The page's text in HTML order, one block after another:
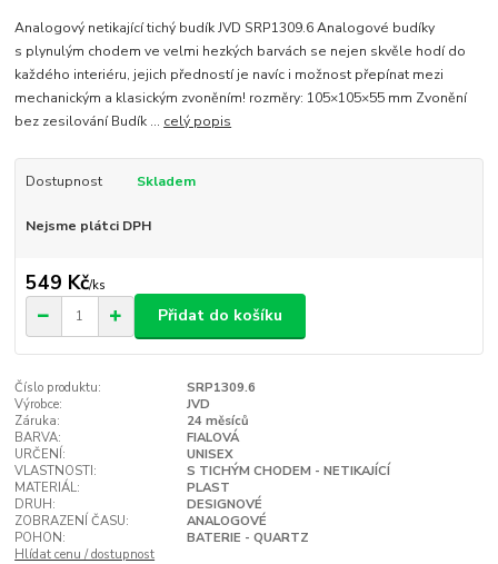
Analogový netikající tichý budík JVD SRP1309.6 Analogové budíky
s plynulým chodem ve velmi hezkých barvách se nejen skvěle hodí do
každého interiéru, jejich předností je navíc i možnost přepínat mezi
mechanickým a klasickým zvoněním! rozměry: 105×105×55 mm Zvonění
bez zesilování Budík ... celý popis
Dostupnost Skladem
Nejsme plátci DPH
549 Kč/ks
Přidat do košíku
Číslo produktu:
SRP1309.6
Výrobce:
JVD
Záruka:
24 měsíců
BARVA:
FIALOVÁ
URČENÍ:
UNISEX
VLASTNOSTI:
S TICHÝM CHODEM - NETIKAJÍCÍ
MATERIÁL:
PLAST
DRUH:
DESIGNOVÉ
ZOBRAZENÍ ČASU:
ANALOGOVÉ
POHON:
BATERIE - QUARTZ
Hlídat cenu / dostupnost